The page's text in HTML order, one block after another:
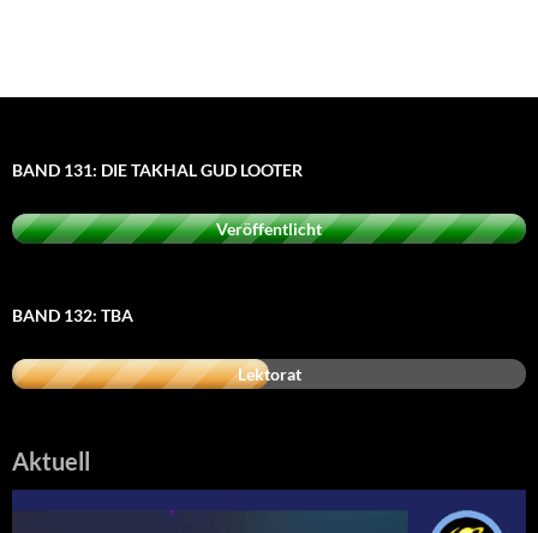
BAND 131: DIE TAKHAL GUD LOOTER
Veröffentlicht
BAND 132: TBA
Lektorat
Aktuell